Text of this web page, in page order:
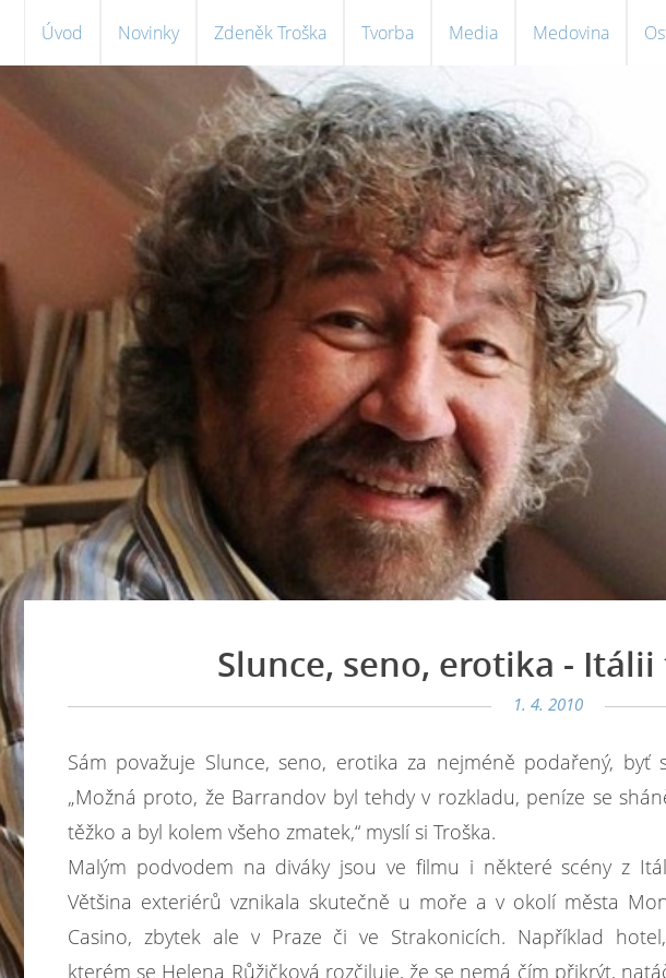
Úvod Novinky Zdeněk Troška Tvorba Media Medovina
Slunce, seno, erotika - Itálii
1. 4. 2010
Sám považuje Slunce, seno, erotika za nejméně podařený,
„Možná proto, že Barrandov byl tehdy v rozkladu, peníze se
těžko a byl kolem všeho zmatek,“ myslí si Troška.
Malým podvodem na diváky jsou ve filmu i některé scény z
Většina exteriérů vznikala skutečně u moře a v okolí města
Casino, zbytek ale v Praze či ve Strakonicích. Například
kterém se Helena Růžičková rozčiluje, že se nemá čím přikrýt,